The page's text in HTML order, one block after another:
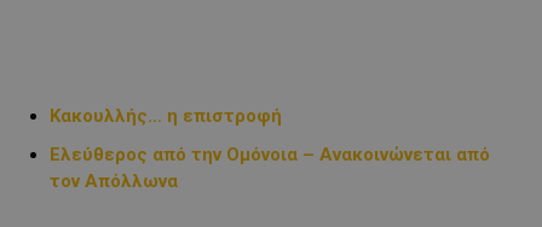
Κακουλλής… η επιστροφή
Ελεύθερος από την Ομόνοια – Ανακοινώνεται από
τον Απόλλωνα